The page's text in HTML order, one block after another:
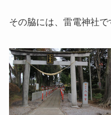
その脇には、雷電神社で